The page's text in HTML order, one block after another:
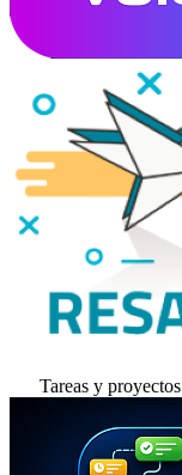
Tareas y proyectos